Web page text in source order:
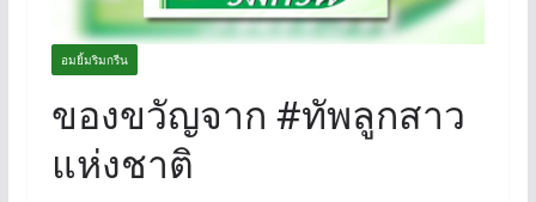
อมยิ้มริมกรีน
ของขวัญจาก #ทัพลูกสาว
แห่งชาติ